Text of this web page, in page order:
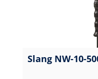
Slang NW-10-